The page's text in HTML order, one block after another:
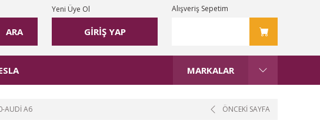
ARA GİRİŞ YAP
Yeni Üye Ol Alışveriş Sepetim
MARKALAR
AUDI A6 ÖNCEKİ SAYFA